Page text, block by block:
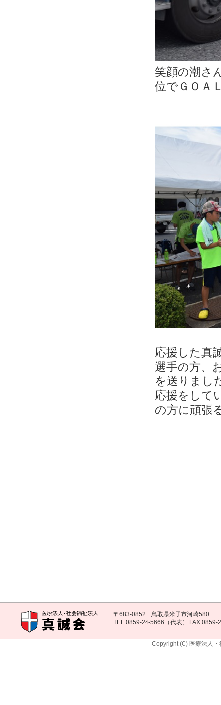
笑顔の潮さ
位でＧＯＡ
応援した真
選手の方、
を送りまし
応援をして
の方に頑張
〒683-0852 鳥取県米子市河崎580
TEL 0859-24-5666（代表） FAX 0859-
Copyright (C) 医療法人